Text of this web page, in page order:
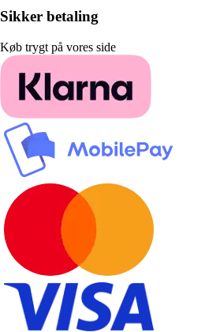
Sikker betaling
Køb trygt på vores side